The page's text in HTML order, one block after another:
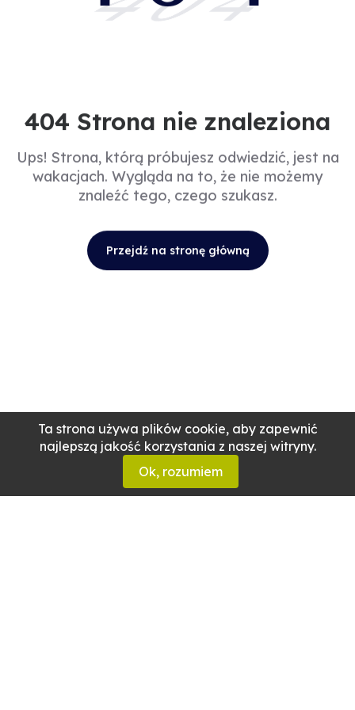
Ta strona używa plików cookie, aby zapewnić
najlepszą jakość korzystania z naszej witryny.
Ok, rozumiem
404 Strona nie znaleziona
Ups! Strona, którą próbujesz odwiedzić, jest na
wakacjach. Wygląda na to, że nie możemy
znaleźć tego, czego szukasz.
Przejdź na stronę główną